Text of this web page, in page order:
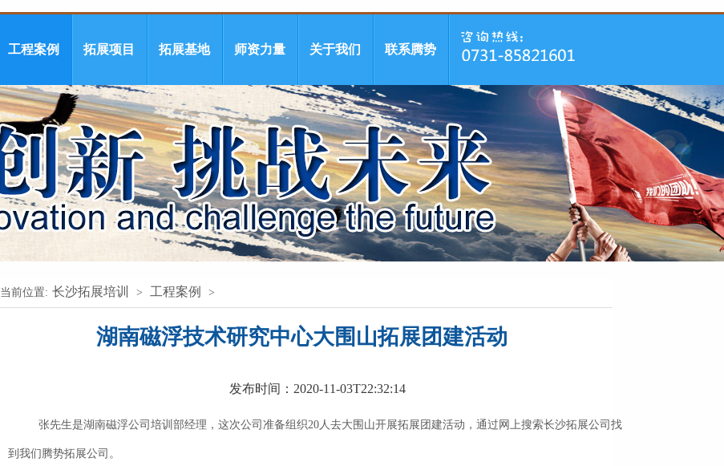
工程案例 拓展项目 拓展基地 师资力量 关于我们 联系腾势
当前位置: 长沙拓展培训 > 工程案例 >
湖南磁浮技术研究中心大围山拓展团建活动
发布时间：2020-11-03T22:32:14
张先生是湖南磁浮公司培训部经理，这次公司准备组织20人去大围山开展拓展团建活动，通过网上搜索长沙拓展公司找
到我们腾势拓展公司。